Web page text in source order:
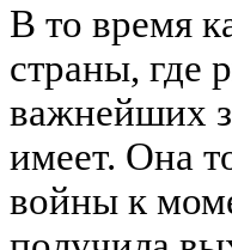
В то время
страны, где
важнейших
имеет. Она
войны к